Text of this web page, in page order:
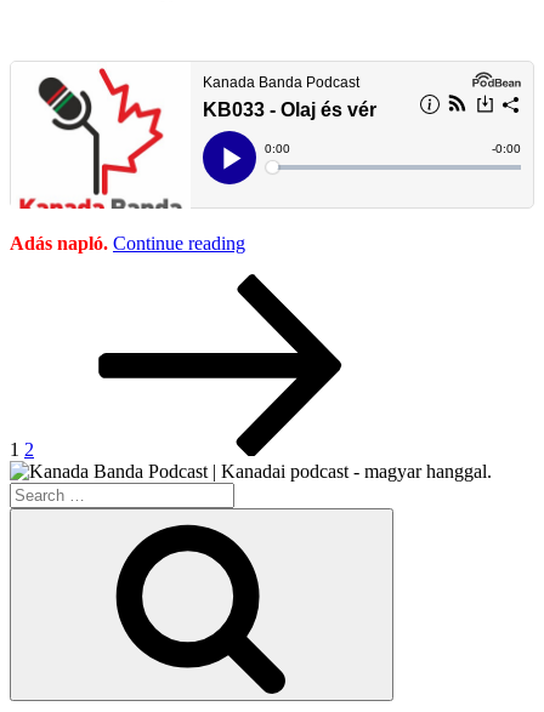
Adás napló. Continue reading“KB033
Olaj
És
Vér”
1 2
Search
for: